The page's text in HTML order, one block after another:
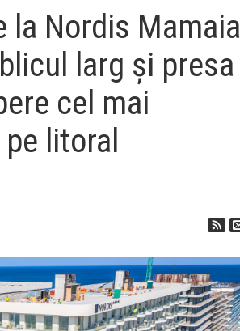
la Nordis Mamaia
larg și presa
cel mai
litoral